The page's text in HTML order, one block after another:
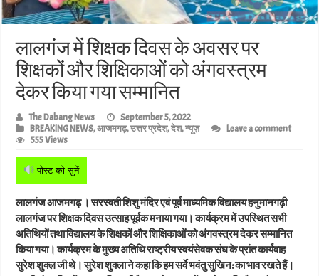
लालगंज में शिक्षक दिवस के अवसर पर
शिक्षकों और शिक्षिकाओं को अंगवस्त्रम
देकर किया गया सम्मानित
The Dabang News
September 5, 2022
BREAKING NEWS,आजमगढ़,उत्तर प्रदेश,देश,न्यूज़
Leave a comment
555 Views
पोस्ट को सुनें
लालगंज आजमगढ़ । सरस्वती शिशु मंदिर एवं पूर्व माध्यमिक विद्यालय हनुमानगढ़ी
लालगंज पर शिक्षक दिवस उत्साह पूर्वक मनाया गया। कार्यक्रम में उपस्थित सभी
अतिथियों तथा विद्यालय के शिक्षकों और शिक्षिकाओं को अंगवस्त्रम देकर सम्मानित
किया गया। कार्यक्रम के मुख्य अतिथि राष्ट्रीय स्वयंसेवक संघ के प्रांत कार्यवाह
सुरेश शुक्ल जी थे। सुरेश शुक्ला ने कहा कि हम सर्वे भवंतु सुखिन: का भाव रखते हैं।